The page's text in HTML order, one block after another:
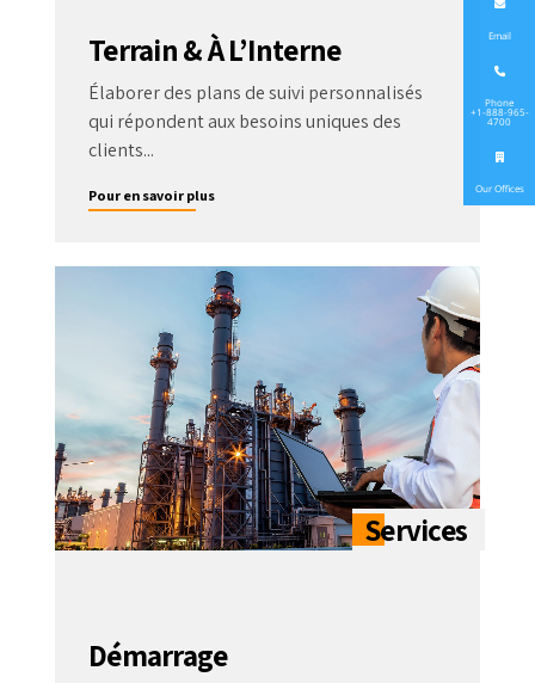
Terrain & À L’Interne
Élaborer des plans de suivi personnalisés
qui répondent aux besoins uniques des
clients...
Pour en savoir plus
Démarrage
Email
Phone
+1-888-965-
4700
Our Offices